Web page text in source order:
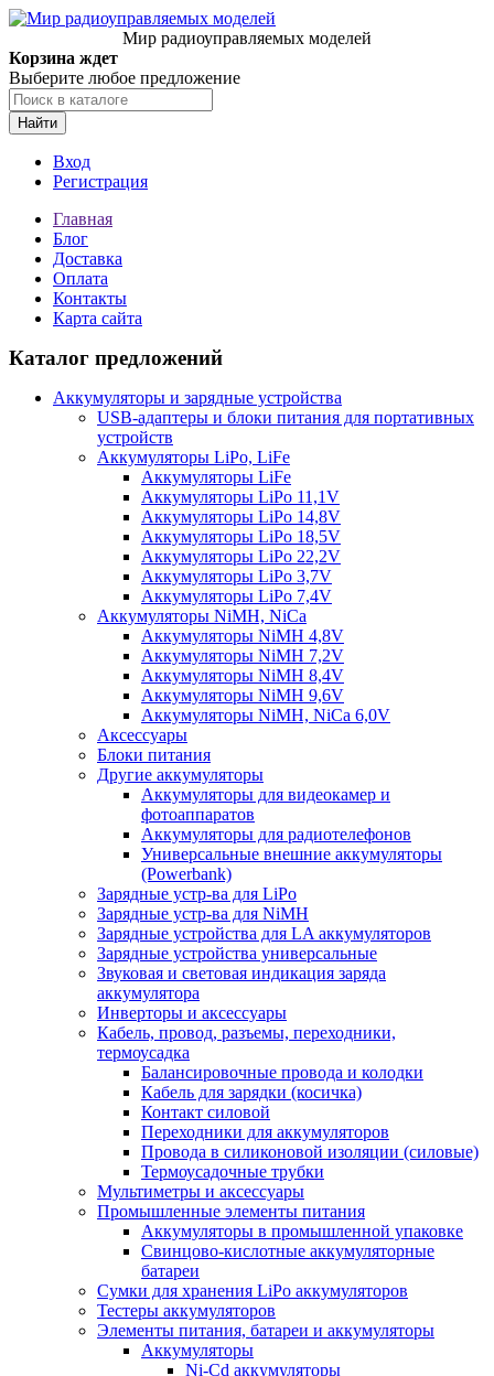
Мир радиоуправляемых моделей
Корзина ждет
Выберите любое предложение
Найти
Вход
Регистрация
Главная
Блог
Доставка
Оплата
Контакты
Карта сайта
Каталог предложений
Аккумуляторы и зарядные устройства
USB-адаптеры и блоки питания для портативных
устройств
Аккумуляторы LiPo, LiFe
Аккумуляторы LiFe
Аккумуляторы LiPo 11,1V
Аккумуляторы LiPo 14,8V
Аккумуляторы LiPo 18,5V
Аккумуляторы LiPo 22,2V
Аккумуляторы LiPo 3,7V
Аккумуляторы LiPo 7,4V
Аккумуляторы NiMH, NiCa
Аккумуляторы NiMH 4,8V
Аккумуляторы NiMH 7,2V
Аккумуляторы NiMH 8,4V
Аккумуляторы NiMH 9,6V
Аккумуляторы NiMH, NiCa 6,0V
Аксессуары
Блоки питания
Другие аккумуляторы
Аккумуляторы для видеокамер и
фотоаппаратов
Аккумуляторы для радиотелефонов
Универсальные внешние аккумуляторы
(Powerbank)
Зарядные устр-ва для LiPo
Зарядные устр-ва для NiMH
Зарядные устройства для LA аккумуляторов
Зарядные устройства универсальные
Звуковая и световая индикация заряда
аккумулятора
Инверторы и аксессуары
Кабель, провод, разъемы, переходники,
термоусадка
Балансировочные провода и колодки
Кабель для зарядки (косичка)
Контакт силовой
Переходники для аккумуляторов
Провода в силиконовой изоляции (силовые)
Термоусадочные трубки
Мультиметры и аксессуары
Промышленные элементы питания
Аккумуляторы в промышленной упаковке
Свинцово-кислотные аккумуляторные
батареи
Сумки для хранения LiPo аккумуляторов
Тестеры аккумуляторов
Элементы питания, батареи и аккумуляторы
Аккумуляторы
Ni-Cd аккумуляторы